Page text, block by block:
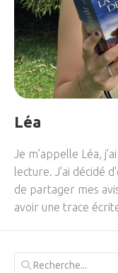
Léa
Je m’appelle Léa,
lecture. J'ai décidé
de partager mes
avoir une trace